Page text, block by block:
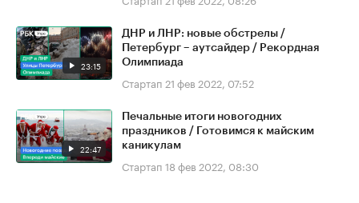
23:15
ДНР и ЛНР: новые обстрелы /
Петербург – аутсайдер / Рекордная
Олимпиада
Стартап 21 фев 2022, 07:52
22:47
Печальные итоги новогодних
праздников / Готовимся к майским
каникулам
Стартап 18 фев 2022, 08:30